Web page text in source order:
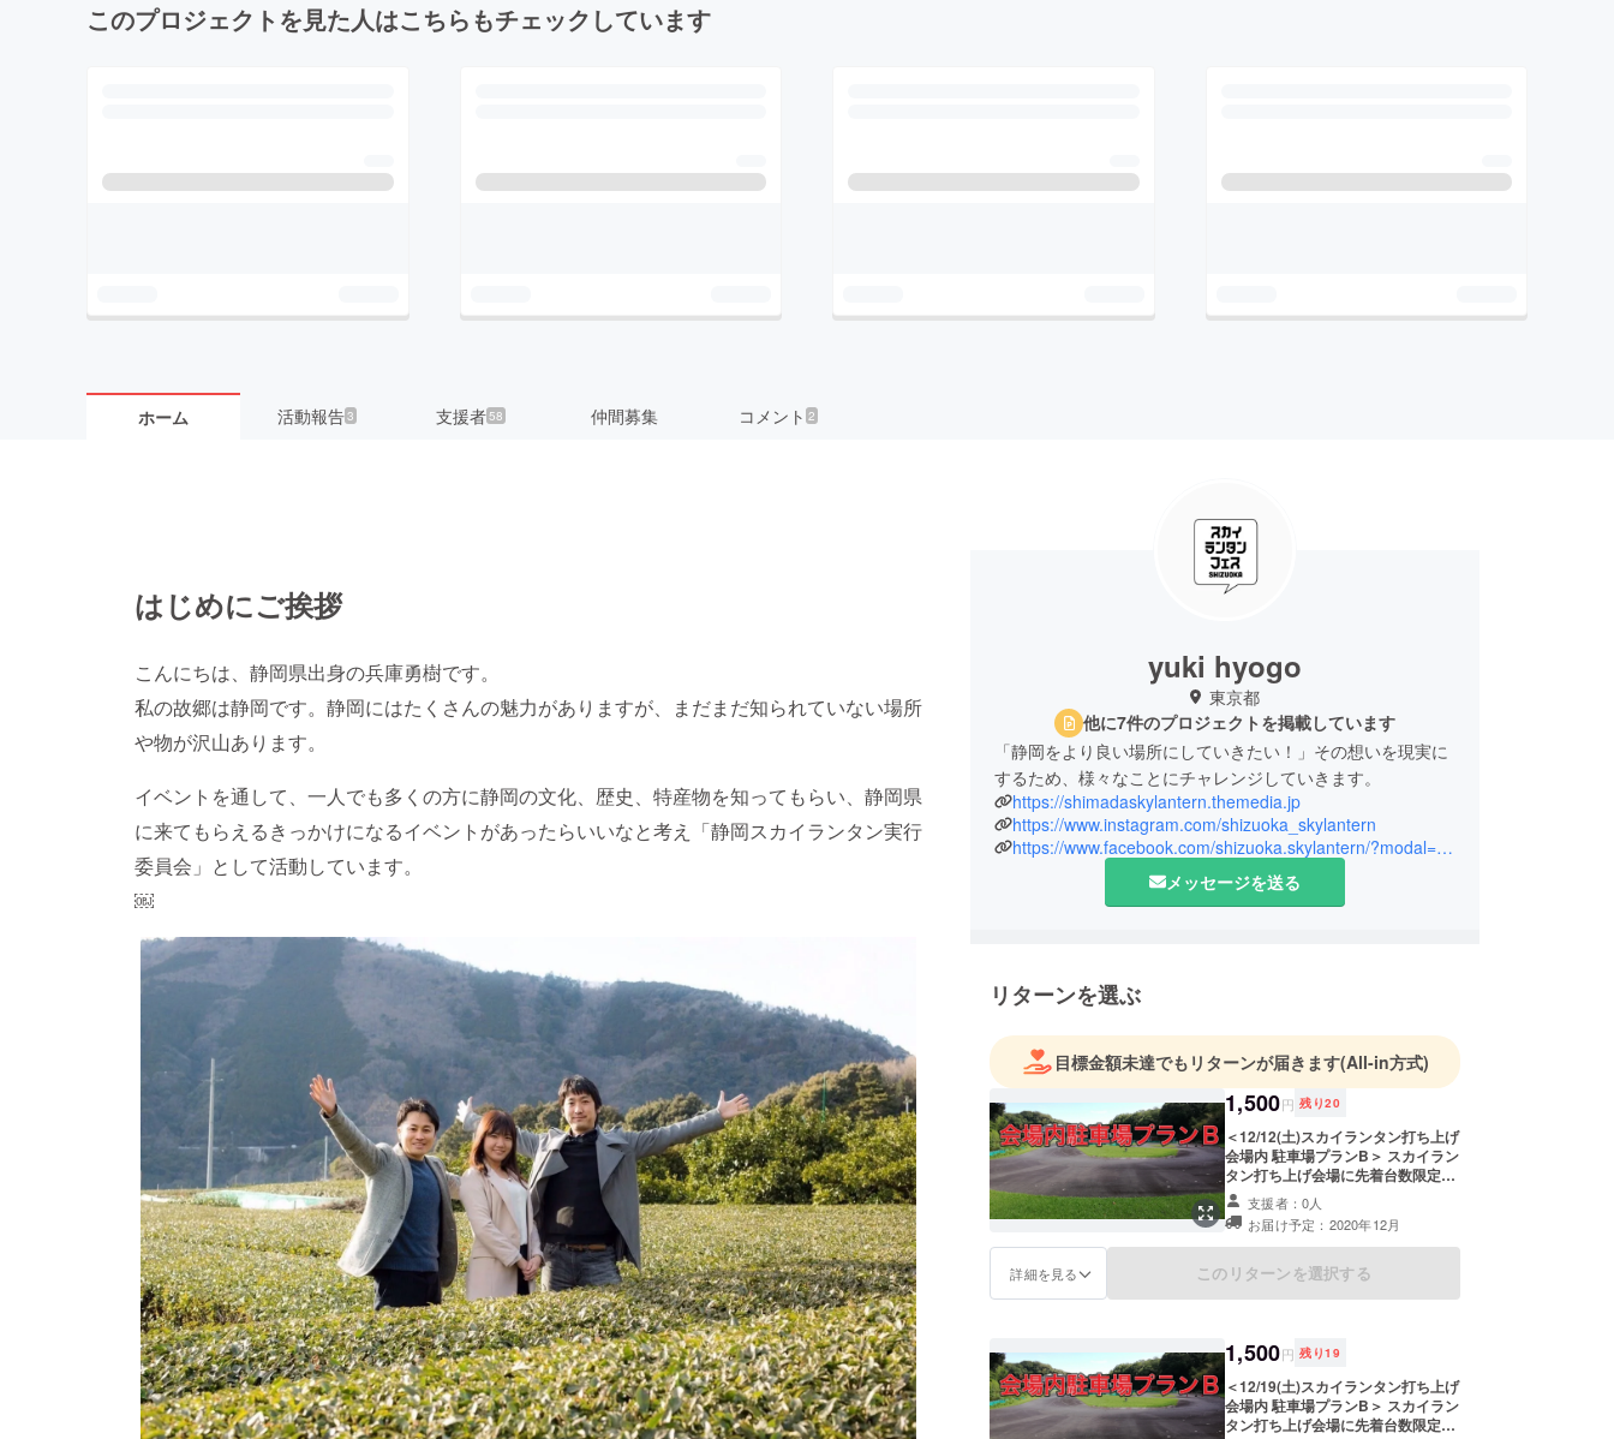
このプロジェクトを見た人はこちらもチェックしています
ホーム 活動報告3 支援者58 仲間募集 コメント 2
はじめにご挨拶
こんにちは、静岡県出身の兵庫勇樹です。
私の故郷は静岡です。静岡にはたくさんの魅力がありますが、まだまだ知られていない場所
や物が沢山あります。
イベントを通して、一人でも多くの方に静岡の文化、歴史、特産物を知ってもらい、静岡県
に来てもらえるきっかけになるイベントがあったらいいなと考え「静岡スカイランタン実行
委員会」として活動しています。
￼
yuki hyogo
東京都
他に7件のプロジェクトを掲載しています
「静岡をより良い場所にしていきたい！」その想いを現実に
するため、様々なことにチャレンジしていきます。
https://shimadaskylantern.themedia.jp
https://www.instagram.com/shizuoka_skylantern
https://www.facebook.com/shizuoka.skylantern/?modal=admin_todo_tour
メッセージを送る
リターンを選ぶ
目標金額未達でもリターンが届きます(All-in方式)
1,500円 残り20
＜12/12(土)スカイランタン打ち上げ
会場内 駐車場プランB＞ スカイラン
タン打ち上げ会場に先着台数限定に
て駐車が可能です。 メリット：打ち
上げ会場内に車両を搬入できるので
便利です。 駐車場付近に天然芝があ
りますので、持込みベンチやイス、
その他アウトドアギアの設置が可能
支援者：0人
お届け予定：2020年12月
詳細を見る このリターンを選択する
1,500円 残り19
＜12/19(土)スカイランタン打ち上げ
会場内 駐車場プランB＞ スカイラン
タン打ち上げ会場に先着台数限定に